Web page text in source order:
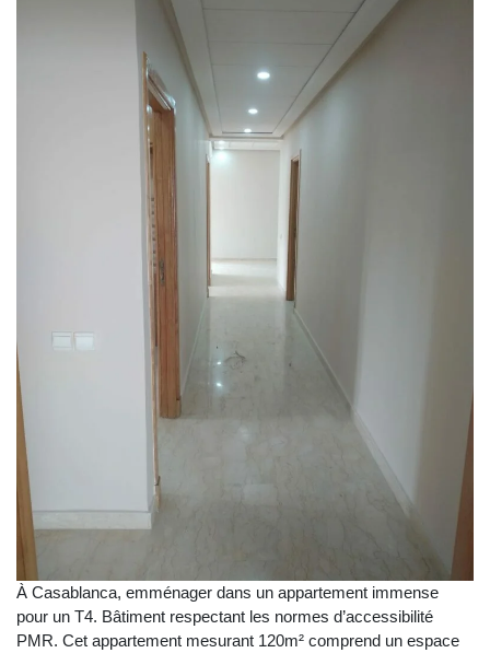
À Casablanca, emménager dans un appartement immense
pour un T4. Bâtiment respectant les normes d’accessibilité
PMR. Cet appartement mesurant 120m² comprend un espace